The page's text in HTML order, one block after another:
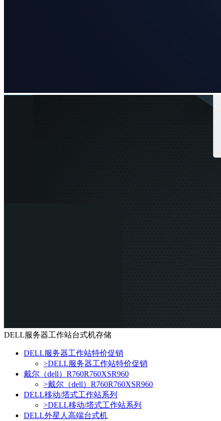
DELL服务器工作站台式机存储
DELL服务器工作站特价促销
>DELL服务器工作站特价促销
戴尔（dell）R760R760XSR960
>戴尔（dell）R760R760XSR960
DELL移动/塔式工作站系列
>DELL移动/塔式工作站系列
DELL外星人高端台式机